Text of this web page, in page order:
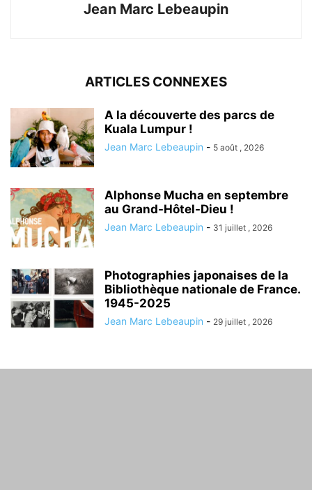
Jean Marc Lebeaupin
ARTICLES CONNEXES
A la découverte des parcs de
Kuala Lumpur !
Jean Marc Lebeaupin - 5 août , 2026
Alphonse Mucha en septembre
au Grand-Hôtel-Dieu !
Jean Marc Lebeaupin - 31 juillet , 2026
Photographies japonaises de la
Bibliothèque nationale de France.
1945-2025
Jean Marc Lebeaupin - 29 juillet , 2026